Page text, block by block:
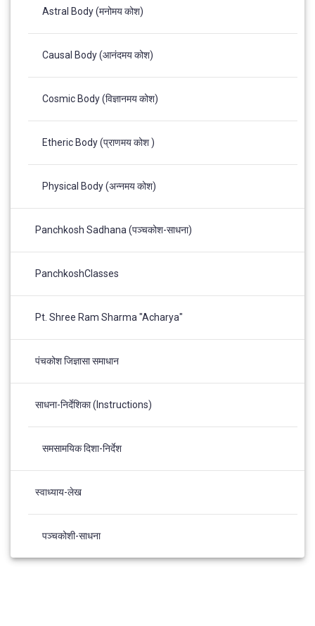
Astral Body (मनोमय कोश)
Causal Body (आनंदमय कोश)
Cosmic Body (विज्ञानमय कोश)
Etheric Body (प्राणमय कोश )
Physical Body (अन्नमय कोश)
Panchkosh Sadhana (पञ्चकोश-साधना)
PanchkoshClasses
Pt. Shree Ram Sharma "Acharya"
पंचकोश जिज्ञासा समाधान
साधना-निर्देशिका (Instructions)
समसामयिक दिशा-निर्देश
स्वाध्याय-लेख
पञ्चकोशी-साधना